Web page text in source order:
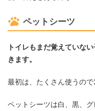
ペットシーツ
トイレもまだ覚えていな
きます。
最初は、たくさん使うので
ペットシーツは白、黒、